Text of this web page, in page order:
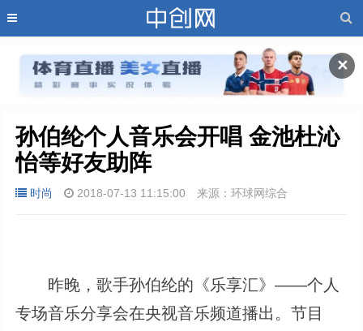
✕
孙伯纶个人音乐会开唱 金池杜沁
怡等好友助阵
时尚 2018-07-13 11:15:00 来源：环球网综合
昨晚，歌手孙伯纶的《乐享汇》——个人
专场音乐分享会在央视音乐频道播出。节目